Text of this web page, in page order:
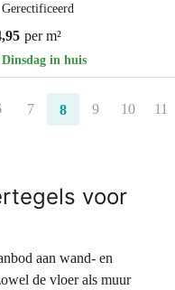
Gerectificeerd
per m²
Dinsdag in huis
7 8 9 10 11
voor
aan wand- en
de vloer als muur